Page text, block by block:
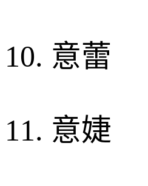
10. 意蕾
11. 意婕